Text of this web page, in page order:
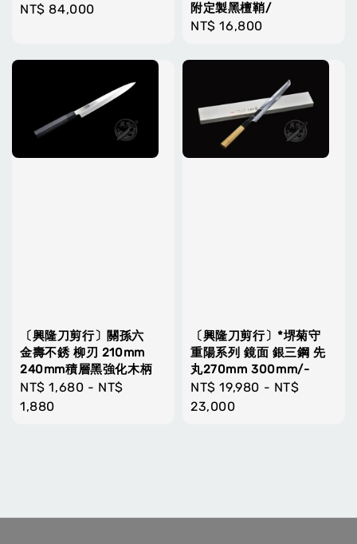
Regular
NT$ 84,000
附定製黑檀鞘/
Regular
NT$ 16,800
〔興隆刀剪行〕關孫六
金壽不銹 柳刃 210mm
240mm積層黑強化木柄
Regular
price
NT$ 1,680 - NT$
1,880
〔興隆刀剪行〕*堺菊守
重陽系列 鏡面 銀三鋼 先
丸270mm 300mm/-
Regular
price
NT$ 19,980 - NT$
23,000